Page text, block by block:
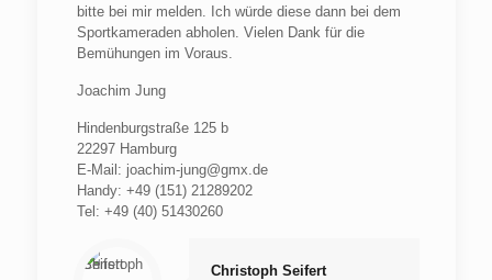
bitte bei mir melden. Ich würde diese dann bei dem
Sportkameraden abholen. Vielen Dank für die
Bemühungen im Voraus.
Joachim Jung
Hindenburgstraße 125 b
22297 Hamburg
E-Mail: joachim-jung@gmx.de
Handy: +49 (151) 21289202
Tel: +49 (40) 51430260
Christoph Seifert